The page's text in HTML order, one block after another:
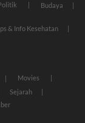
Budaya
& Info Kesehatan
Movies
Sejarah